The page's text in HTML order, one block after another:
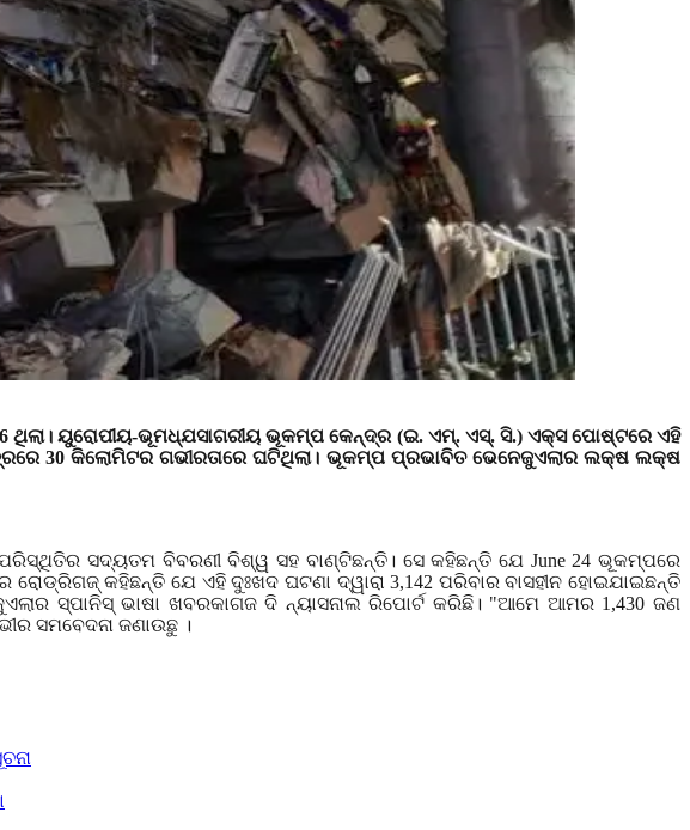
ୟୁରୋପୀୟ-ଭୂମଧ୍ଯସାଗରୀୟ ଭୂକମ୍ପ କେନ୍ଦ୍ର (ଇ. ଏମ୍. ଏସ୍. ସି.) ଏକ୍ସ ପୋଷ୍ଟରେ ଏହି
30 କିଲୋମିଟର ଗଭୀରତାରେ ଘଟିଥିଲା। ଭୂକମ୍ପ ପ୍ରଭାବିତ ଭେନେଜୁଏଲାର ଲକ୍ଷ ଲକ୍ଷ
ସଦ୍ୟତମ ବିବରଣୀ ବିଶ୍ୱ ସହ ବାଣ୍ଟିଛନ୍ତି। ସେ କହିଛନ୍ତି ଯେ June 24 ଭୂକମ୍ପରେ
କହିଛନ୍ତି ଯେ ଏହି ଦୁଃଖଦ ଘଟଣା ଦ୍ୱାରା 3,142 ପରିବାର ବାସହୀନ ହୋଇଯାଇଛନ୍ତି
ସ୍ପାନିସ୍ ଭାଷା ଖବରକାଗଜ ଦି ନ୍ୟାସନାଲ ରିପୋର୍ଟ କରିଛି। "ଆମେ ଆମର 1 ,430 ଜଣ
ସମବେଦନା ଜଣାଉଛୁ ।